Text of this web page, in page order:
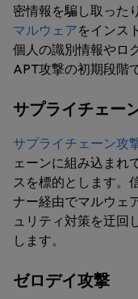
密情報を騙し取った
マルウェアをインス
個人の識別情報やロ
APT攻撃の初期段階
サプライチェー
サプライチェーン攻
ェーンに組み込まれ
スを標的とします。
ナー経由でマルウェ
ュリティ対策を迂回
します。
ゼロデイ攻撃